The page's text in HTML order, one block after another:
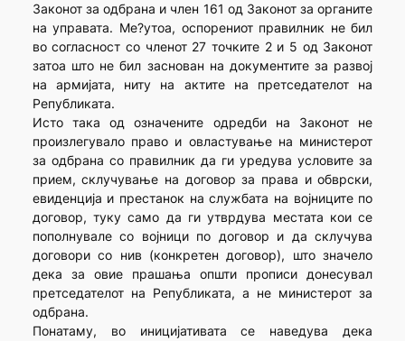
Законот за одбрана и член 161 од Законот за органите
на управата. Ме?утоа, оспорениот правилник не бил
во согласност со членот 27 точките 2 и 5 од Законот
затоа што не бил заснован на документите за развој
на армијата, ниту на актите на претседателот на
Републиката.
Исто така од означените одредби на Законот не
произлегувало право и овластување на министерот
за одбрана со правилник да ги уредува условите за
прием, склучување на договор за права и обврски,
евиденција и престанок на службата на војниците по
договор, туку само да ги утврдува местата кои се
пополнувале со војници по договор и да склучува
договори со нив (конкретен договор), што значело
дека за овие прашања општи прописи донесувал
претседателот на Републиката, а не министерот за
одбрана.
Понатаму, во иницијативата се наведува дека